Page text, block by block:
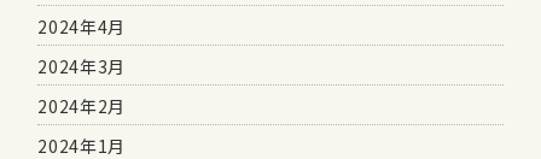
2024年4月
2024年3月
2024年2月
2024年1月